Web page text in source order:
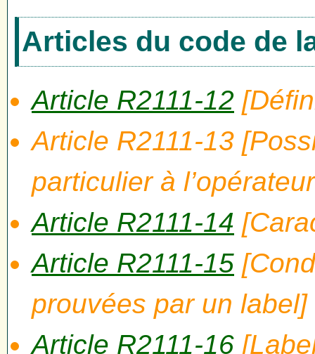
Articles du code de
Article R2111-12
Article R2111-13
particulier à
Article R2111-14
Article R2111-15
prouvées par un label]
Article R2111-16